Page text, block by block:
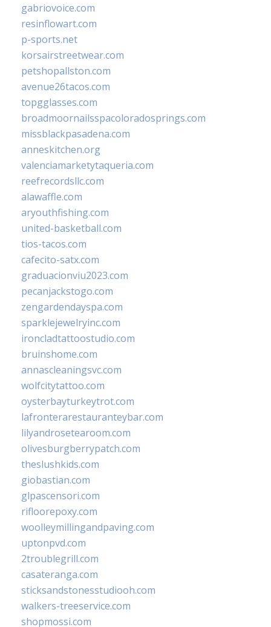
gabriovoice.com
resinflowart.com
p-sports.net
korsairstreetwear.com
petshopallston.com
avenue26tacos.com
topgglasses.com
broadmoornailsspacoloradosprings.com
missblackpasadena.com
anneskitchen.org
valenciamarketytaqueria.com
reefrecordsllc.com
alawaffle.com
aryouthfishing.com
united-basketball.com
tios-tacos.com
cafecito-satx.com
graduacionviu2023.com
pecanjackstogo.com
zengardendayspa.com
sparklejewelryinc.com
ironcladtattoostudio.com
bruinshome.com
annascleaningsvc.com
wolfcitytattoo.com
oysterbayturkeytrot.com
lafronterarestauranteybar.com
lilyandrosetearoom.com
olivesburgberrypatch.com
theslushkids.com
giobastian.com
glpascensori.com
rifloorepoxy.com
woolleymillingandpaving.com
uptonpvd.com
2troublegrill.com
casateranga.com
sticksandstonesstudiooh.com
walkers-treeservice.com
shopmossi.com